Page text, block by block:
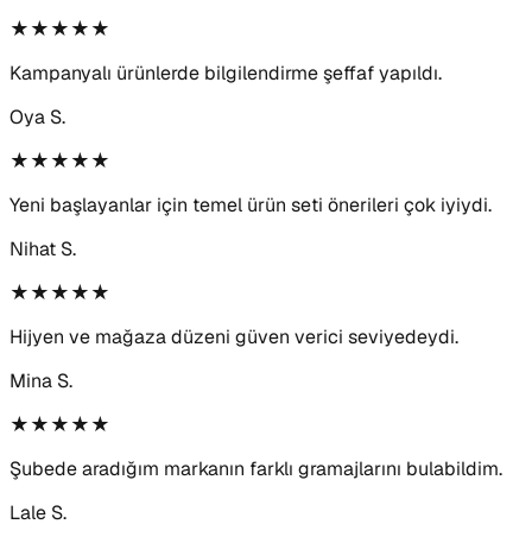
★★★★★
Kampanyalı ürünlerde bilgilendirme şeffaf yapıldı.
Oya S.
★★★★★
Yeni başlayanlar için temel ürün seti önerileri çok iyiydi.
Nihat S.
★★★★★
Hijyen ve mağaza düzeni güven verici seviyedeydi.
Mina S.
★★★★★
Şubede aradığım markanın farklı gramajlarını bulabildim.
Lale S.